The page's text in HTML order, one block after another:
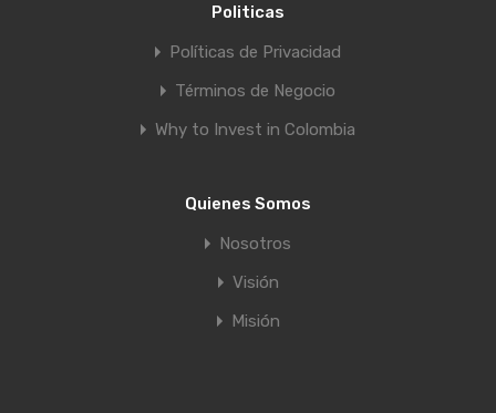
Politicas
Políticas de Privacidad
Términos de Negocio
Why to Invest in Colombia
Quienes Somos
Nosotros
Visión
Misión